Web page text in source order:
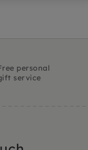
personal
service